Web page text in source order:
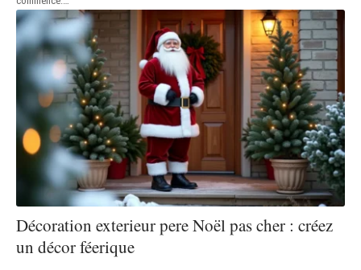
Décoration exterieur pere Noël pas cher : créez
un décor féerique